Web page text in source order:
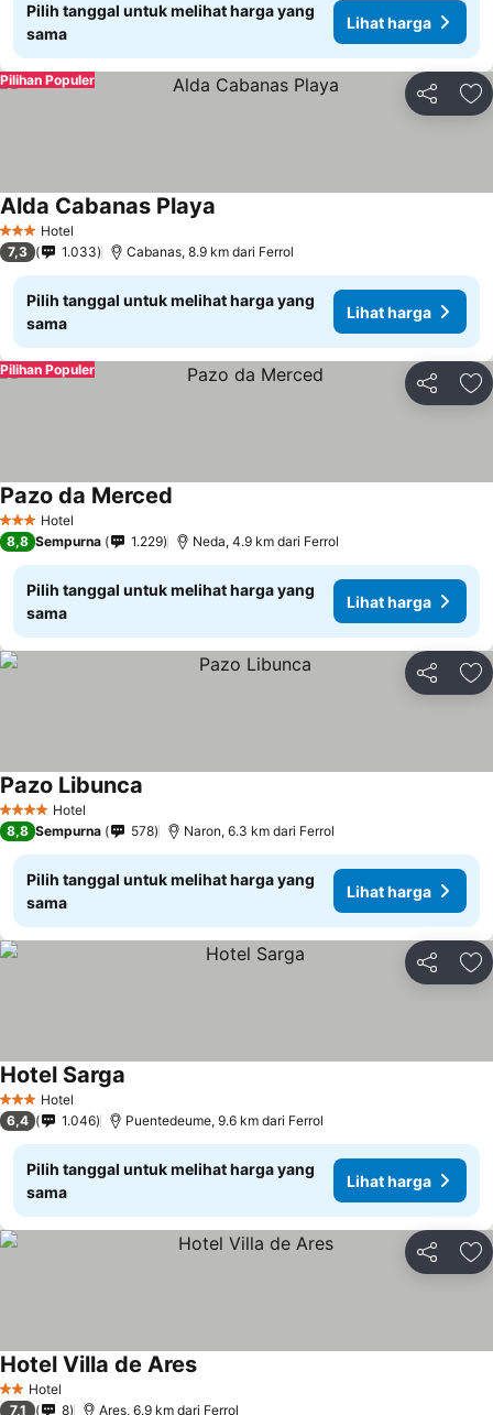
Pilih tanggal untuk melihat harga yang
sama
Lihat harga
Bagikan
Pilihan Populer
3 BintangHotel
Alda Cabanas Playa
7,3 1.033 Cabanas, 8.9 km dari Ferrol
Pilih tanggal untuk melihat harga yang
sama
Lihat harga
Bagikan
Pilihan Populer
3 BintangHotel
Pazo da Merced
8,8 Sempurna 1.229 Neda, 4.9 km dari Ferrol
Pilih tanggal untuk melihat harga yang
sama
Lihat harga
Bagikan
4 BintangHotel
Pazo Libunca
8,8 Sempurna 578 Naron, 6.3 km dari Ferrol
Pilih tanggal untuk melihat harga yang
sama
Lihat harga
Bagikan
3 BintangHotel
Hotel Sarga
6,4 1.046 Puentedeume, 9.6 km dari Ferrol
Pilih tanggal untuk melihat harga yang
sama
Lihat harga
Bagikan
2 Bintang
Hotel
Hotel Villa de Ares
7,1 8 Ares, 6.9 km dari Ferrol